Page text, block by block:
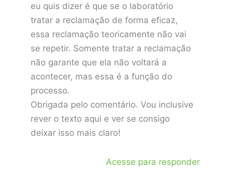
eu quis dizer é que se o laboratório
tratar a reclamação de forma eficaz,
essa reclamação teoricamente não vai
se repetir. Somente tratar a reclamação
não garante que ela não voltará a
acontecer, mas essa é a função do
processo.
Obrigada pelo comentário. Vou inclusive
rever o texto aqui e ver se consigo
deixar isso mais claro!
Acesse para responder